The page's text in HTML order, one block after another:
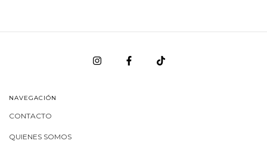
NAVEGACIÓN
CONTACTO
QUIENES SOMOS